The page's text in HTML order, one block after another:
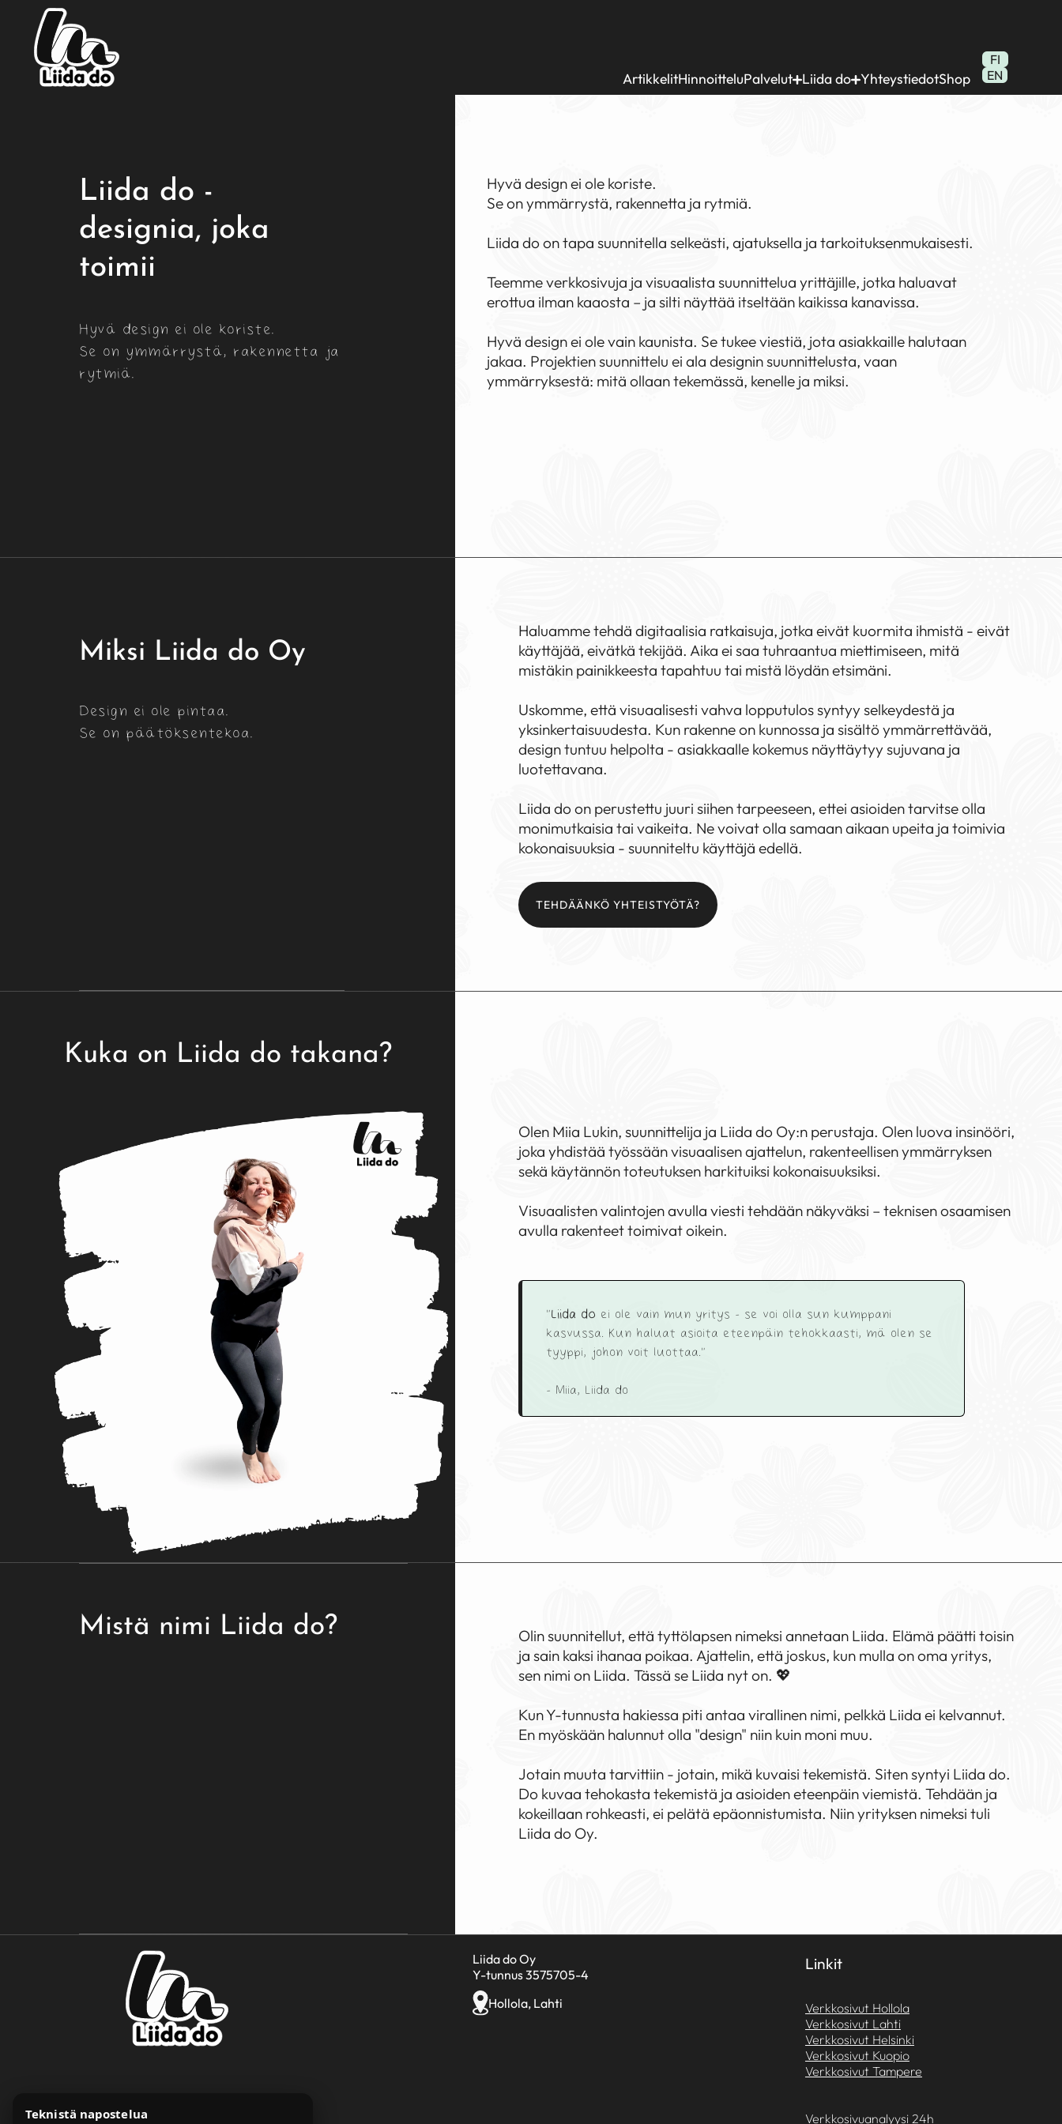
ArtikkelitHinnoitteluPalvelut Liida do YhteystiedotShop
FI
EN
Liida do -
designia, joka
toimii
Hyvä design ei ole koriste.
Se on ymmärrystä, rakennetta ja
rytmiä.
Hyvä design ei ole koriste.
Se on ymmärrystä, rakennetta ja rytmiä.
Liida do on tapa suunnitella selkeästi, ajatuksella ja tarkoituksenmukaisesti.
Teemme verkkosivuja ja visuaalista suunnittelua yrittäjille, jotka haluavat
erottua ilman kaaosta – ja silti näyttää itseltään kaikissa kanavissa.
Hyvä design ei ole vain kaunista. Se tukee viestiä, jota asiakkaille halutaan
jakaa. Projektien suunnittelu ei ala designin suunnittelusta, vaan
ymmärryksestä: mitä ollaan tekemässä, kenelle ja miksi.
Miksi Liida do Oy
Design ei ole pintaa.
Se on päätöksentekoa.
Haluamme tehdä digitaalisia ratkaisuja, jotka eivät kuormita ihmistä - eivät
käyttäjää, eivätkä tekijää. Aika ei saa tuhraantua miettimiseen, mitä
mistäkin painikkeesta tapahtuu tai mistä löydän etsimäni.
Uskomme, että visuaalisesti vahva lopputulos syntyy selkeydestä ja
yksinkertaisuudesta. Kun rakenne on kunnossa ja sisältö ymmärrettävää,
design tuntuu helpolta - asiakkaalle kokemus näyttäytyy sujuvana ja
luotettavana.
Liida do on perustettu juuri siihen tarpeeseen, ettei asioiden tarvitse olla
monimutkaisia tai vaikeita. Ne voivat olla samaan aikaan upeita ja toimivia
kokonaisuuksia - suunniteltu käyttäjä edellä.
TEHDÄÄNKÖ YHTEISTYÖTÄ?
Kuka on Liida do takana?
Olen Miia Lukin, suunnittelija ja Liida do Oy:n perustaja. Olen luova insinööri,
joka yhdistää työssään visuaalisen ajattelun, rakenteellisen ymmärryksen
sekä käytännön toteutuksen harkituiksi kokonaisuuksiksi.
Visuaalisten valintojen avulla viesti tehdään näkyväksi – teknisen osaamisen
avulla rakenteet toimivat oikein.
"Liida do ei ole vain mun yritys - se voi olla sun kumppani
kasvussa. Kun haluat asioita eteenpäin tehokkaasti, mä olen se
tyyppi, johon voit luottaa."
- Miia, Liida do
Mistä nimi Liida do?
Olin suunnitellut, että tyttölapsen nimeksi annetaan Liida. Elämä päätti toisin
ja sain kaksi ihanaa poikaa. Ajattelin, että joskus, kun mulla on oma yritys,
sen nimi on Liida. Tässä se Liida nyt on. 💖
Kun Y-tunnusta hakiessa piti antaa virallinen nimi, pelkkä Liida ei kelvannut.
En myöskään halunnut olla "design" niin kuin moni muu.
Jotain muuta tarvittiin - jotain, mikä kuvaisi tekemistä. Siten syntyi Liida do.
Do kuvaa tehokasta tekemistä ja asioiden eteenpäin viemistä. Tehdään ja
kokeillaan rohkeasti, ei pelätä epäonnistumista. Niin yrityksen nimeksi tuli
Liida do Oy.
Liida do Oy
Y-tunnus 3575705-4
Hollola, Lahti
Linkit
Verkkosivut Hollola
Verkkosivut Lahti
Verkkosivut Helsinki
Verkkosivut Kuopio
Verkkosivut Tampere
Verkkosivuanalyysi 24h
Teknistä napostelua